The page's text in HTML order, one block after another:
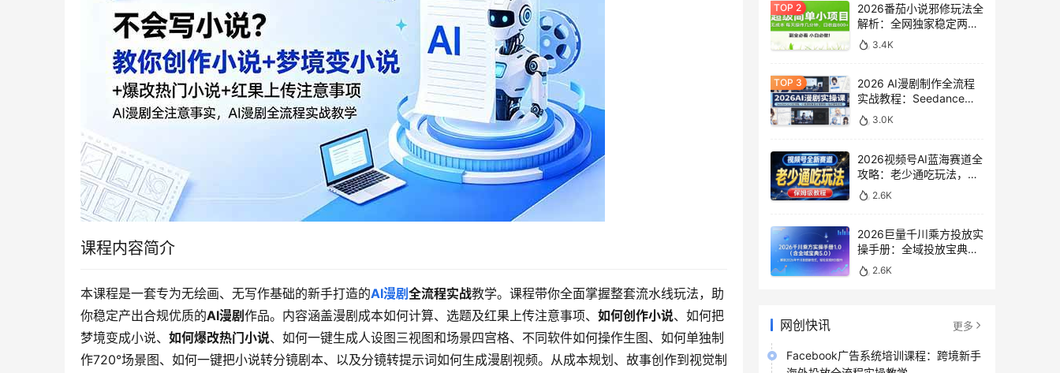
课程内容简介
本课程是一套专为无绘画、无写作基础的新手打造的AI漫剧全流程实战教学。课程带你全面掌握整套流水线玩法，助
你稳定产出合规优质的AI漫剧作品。内容涵盖漫剧成本如何计算、选题及红果上传注意事项、 如何创作小说、如何把
梦境变成小说、 如何爆改热门小说、如何一键生成人设图三视图和场景四宫格、不同软件如何操作生图、如何单独制
作720°场景图、如何一键把小说转分镜剧本、以及分镜转提示词如何生成漫剧视频。从成本规划、故事创作到视觉制
2026番茄小说邪修玩法全
解析：全网独家稳定两年
老项目，助你日赚
500+稿费收益
3.4K
2026 AI漫剧制作全流程
实战教程：Seedance
2.0即梦视频生成与小说
授权教学
3.0K
2026视频号AI蓝海赛道全
攻略：老少通吃玩法，零
基础保姆级副业增收教程
2.6K
2026巨量千川乘方投放实
操手册：全域投放宝典
5.0深度解析ROI提升方案
2.6K
网创快讯 更多
Facebook广告系统培训课程：跨境新手